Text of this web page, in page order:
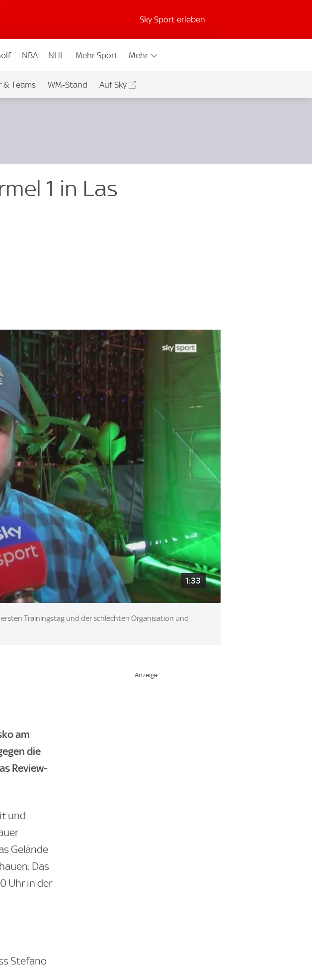
Sky Sport erleben
NBA NHL Mehr Sport Mehr
& Teams WM-Stand Auf Sky
1 in Las
1:33
Trainingstag und der schlechten Organisation und
am
die
Review-
und
Gelände
Das
Uhr in der
Stefano